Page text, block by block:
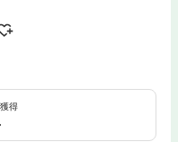
獲得